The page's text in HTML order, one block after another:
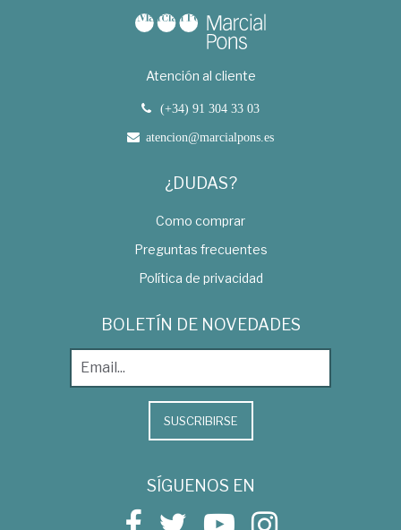
Atención al cliente
(+34) 91 304 33 03
atencion@marcialpons.es
¿DUDAS?
Como comprar
Preguntas frecuentes
Política de privacidad
BOLETÍN DE NOVEDADES
SUSCRIBIRSE
SÍGUENOS EN